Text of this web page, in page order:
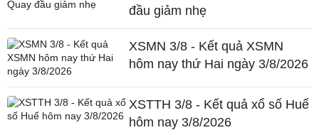
đầu giảm nhẹ
XSMN 3/8 - Kết quả XSMN
hôm nay thứ Hai ngày 3/8/2026
XSTTH 3/8 - Kết quả xổ số Huế
hôm nay 3/8/2026